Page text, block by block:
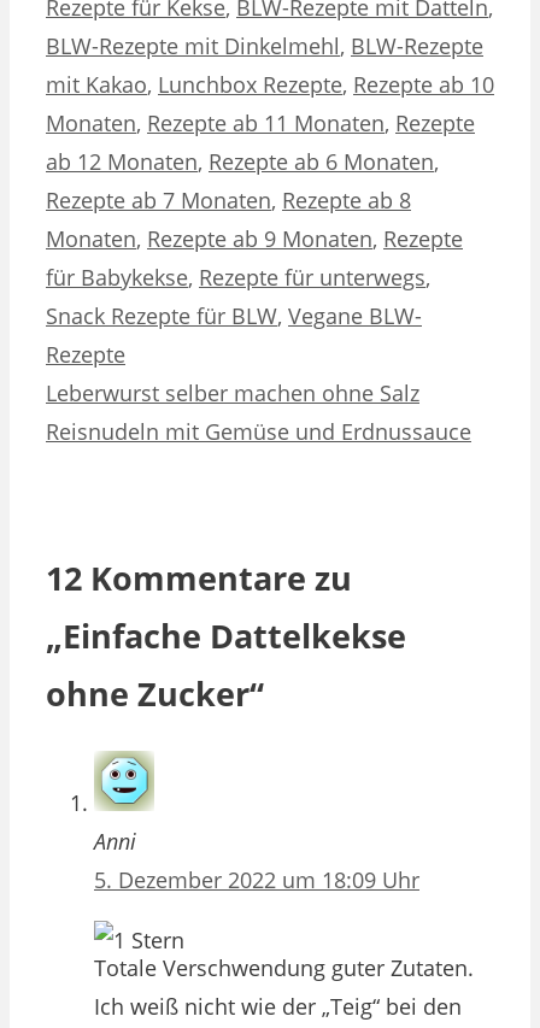
Rezepte für Kekse, BLW-Rezepte mit Datteln,
BLW-Rezepte mit Dinkelmehl, BLW-Rezepte
mit Kakao, Lunchbox Rezepte, Rezepte ab 10
Monaten, Rezepte ab 11 Monaten, Rezepte
ab 12 Monaten, Rezepte ab 6 Monaten,
Rezepte ab 7 Monaten, Rezepte ab 8
Monaten, Rezepte ab 9 Monaten, Rezepte
für Babykekse, Rezepte für unterwegs,
Snack Rezepte für BLW, Vegane BLW-
Rezepte
Leberwurst selber machen ohne Salz
Reisnudeln mit Gemüse und Erdnussauce
12 Kommentare zu
„Einfache Dattelkekse
ohne Zucker“
Anni
5. Dezember 2022 um 18:09 Uhr
Totale Verschwendung guter Zutaten.
Ich weiß nicht wie der „Teig“ bei den